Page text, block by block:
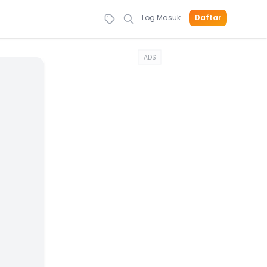
Log Masuk Daftar
ADS